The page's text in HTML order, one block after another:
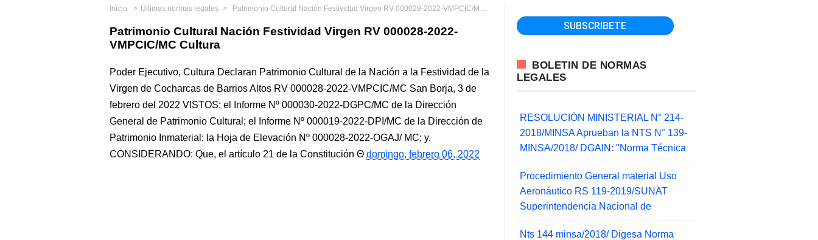
Inicio Últimas normas legales Patrimonio Cultural Nación Festividad Virgen RV 000028-2022-VMPCIC/MC Cultura
Patrimonio Cultural Nación Festividad Virgen RV 000028-2022-
VMPCIC/MC Cultura
Poder Ejecutivo, Cultura Declaran Patrimonio Cultural de la Nación a la Festividad de la
Virgen de Cocharcas de Barrios Altos RV 000028-2022-VMPCIC/MC San Borja, 3 de
febrero del 2022 VISTOS; el Informe Nº 000030-2022-DGPC/MC de la Dirección
General de Patrimonio Cultural; el Informe Nº 000019-2022-DPI/MC de la Dirección de
Patrimonio Inmaterial; la Hoja de Elevación Nº 000028-2022-OGAJ/ MC; y,
CONSIDERANDO: Que, el artículo 21 de la Constitución
domingo, febrero 06, 2022
BOLETIN DE NORMAS
LEGALES
RESOLUCIÓN MINISTERIAL N° 214-
2018/MINSA Aprueban la NTS N° 139-
MINSA/2018/ DGAIN: "Norma Técnica
Procedimiento General material Uso
Aeronáutico RS 119-2019/SUNAT
Superintendencia Nacional de
Nts 144 minsa/2018/ Digesa Norma